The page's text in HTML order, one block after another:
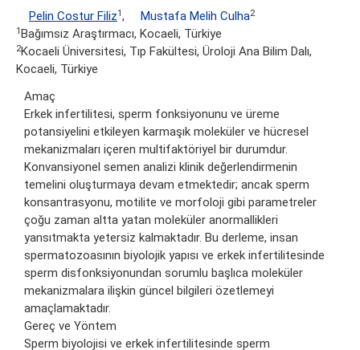
Pelin Costur Filiz1, Mustafa Melih Culha2
1Bağımsız Araştırmacı, Kocaeli, Türkiye
2Kocaeli Üniversitesi, Tıp Fakültesi, Üroloji Ana Bilim Dalı,
Kocaeli, Türkiye
Amaç
Erkek infertilitesi, sperm fonksiyonunu ve üreme
potansiyelini etkileyen karmaşık moleküler ve hücresel
mekanizmaları içeren multifaktöriyel bir durumdur.
Konvansiyonel semen analizi klinik değerlendirmenin
temelini oluşturmaya devam etmektedir; ancak sperm
konsantrasyonu, motilite ve morfoloji gibi parametreler
çoğu zaman altta yatan moleküler anormallikleri
yansıtmakta yetersiz kalmaktadır. Bu derleme, insan
spermatozoasının biyolojik yapısı ve erkek infertilitesinde
sperm disfonksiyonundan sorumlu başlıca moleküler
mekanizmalara ilişkin güncel bilgileri özetlemeyi
amaçlamaktadır.
Gereç ve Yöntem
Sperm biyolojisi ve erkek infertilitesinde sperm